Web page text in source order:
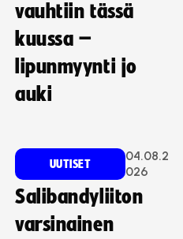
vauhtiin tässä
kuussa –
lipunmyynti jo
auki
UUTISET
04.08.2
026
Salibandyliiton
varsinainen